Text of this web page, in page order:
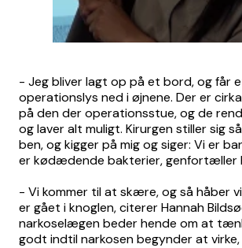
- Jeg bliver lagt op på et bord, og får
operationslys ned i øjnene. Der er
på den der operationsstue, og de
og laver alt muligt. Kirurgen stiller sig
ben, og kigger på mig og siger: Vi er
er kødædende bakterier, genfortæller
- Vi kommer til at skære, og så håber
er gået i knoglen, citerer Hannah
narkoselægen beder hende om at
godt indtil narkosen begynder at